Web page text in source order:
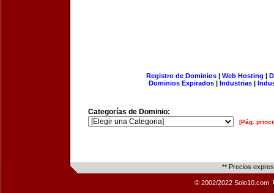
Registro de Dominios| Web Hosting |
Dominios Expirados | Industrias |
Categorías de Dominio:
[Pág.
** Precios
© 2002/2022 Solo10.com